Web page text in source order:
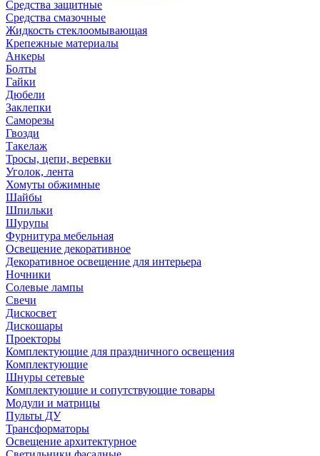
Средства защитные
Средства смазочные
Жидкость стеклоомывающая
Крепежные материалы
Анкеры
Болты
Гайки
Дюбели
Заклепки
Саморезы
Гвозди
Такелаж
Тросы, цепи, веревки
Уголок, лента
Хомуты обжимные
Шайбы
Шпильки
Шурупы
Фурнитура мебельная
Освещение декоративное
Декоративное освещение для интерьера
Ночники
Солевые лампы
Свечи
Дискосвет
Дискошары
Проекторы
Комплектующие для праздничного освещения
Комплектующие
Шнуры сетевые
Комплектующие и сопутствующие товары
Модули и матрицы
Пульты ДУ
Трансформаторы
Освещение архитектурное